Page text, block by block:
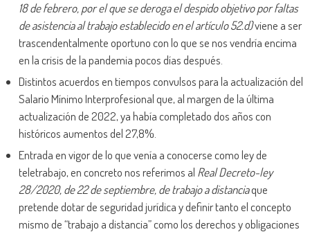
18 de febrero, por el que se deroga el despido objetivo por faltas
de asistencia al trabajo establecido en el artículo 52.d)viene a ser
trascendentalmente oportuno con lo que se nos vendría encima
en la crisis de la pandemia pocos días después.
Distintos acuerdos en tiempos convulsos para la actualización del
Salario Mínimo Interprofesional que, al margen de la última
actualización de 2022, ya había completado dos años con
históricos aumentos del 27,8%.
Entrada en vigor de lo que venía a conocerse como ley de
teletrabajo, en concreto nos referimos al Real Decreto-ley
28/2020, de 22 de septiembre, de trabajo a distanciaque
pretende dotar de seguridad jurídica y definir tanto el concepto
mismo de “trabajo a distancia” como los derechos y obligaciones